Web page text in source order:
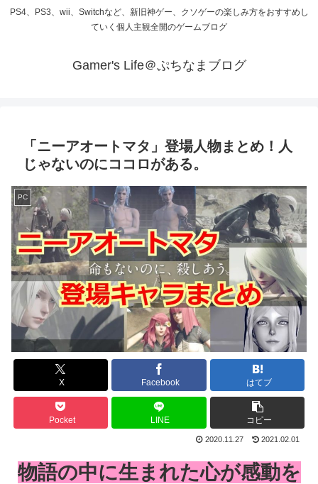
PS4、PS3、wii、Switchなど、新旧神ゲー、クソゲーの楽しみ方をおすすめし
ていく個人主観全開のゲームブログ
Gamer's Life＠ぷちなまブログ
「ニーアオートマタ」登場人物まとめ！人
じゃないのにココロがある。
PC
X Facebook はてブ
Pocket LINE コピー
2020.11.27 2021.02.01
物語の中に生まれた心が感動を